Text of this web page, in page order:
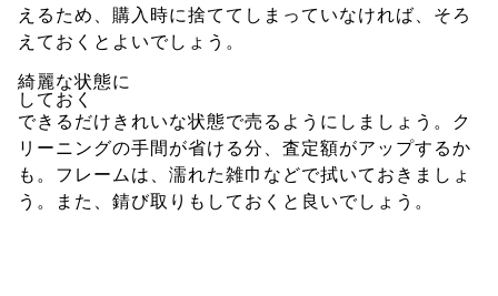
えるため、購入時に捨ててしまっていなければ、そろ
えておくとよいでしょう。
綺麗な状態に
しておく
できるだけきれいな状態で売るようにしましょう。ク
リーニングの手間が省ける分、査定額がアップするか
も。フレームは、濡れた雑巾などで拭いておきましょ
う。また、錆び取りもしておくと良いでしょう。